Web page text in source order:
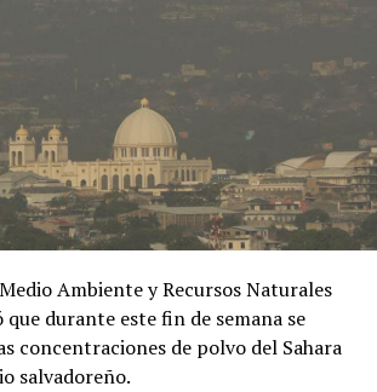
el Vicemandatario
con el Presidente Abelardo de la
envió un afectuoso saludo de parte del
y expresó sus mejores deseos al
responsabilidad al frente de la nación
Ambiente y Recursos Naturales
durante este fin de semana se
concentraciones de polvo del Sahara
salvadoreño.